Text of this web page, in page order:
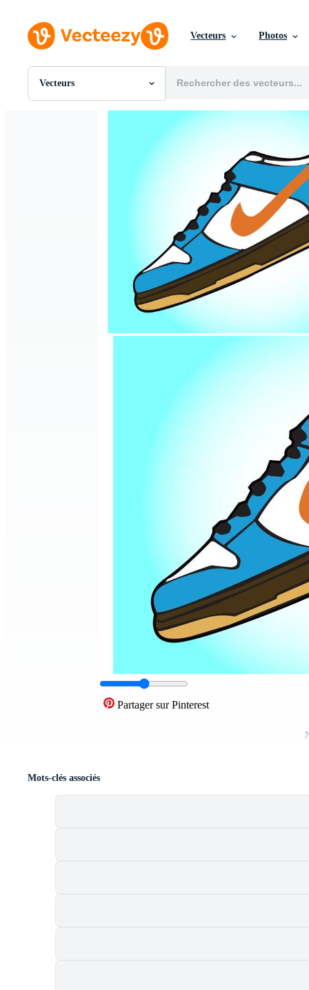
Vecteurs Photos
Vecteurs
Toutes Images
Partager sur Pinterest
Mots-clés associés